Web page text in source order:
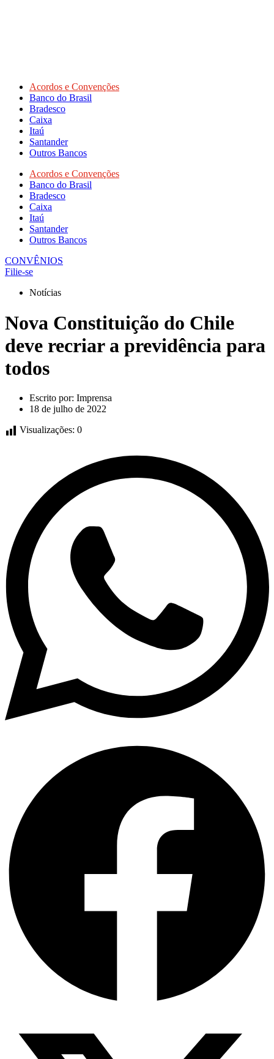
Acordos e Convenções
Banco do Brasil
Bradesco
Caixa
Itaú
Santander
Outros Bancos
Acordos e Convenções
Banco do Brasil
Bradesco
Caixa
Itaú
Santander
Outros Bancos
CONVÊNIOS
Filie-se
Notícias
Nova Constituição do Chile
deve recriar a previdência para
todos
Escrito por: Imprensa
18 de julho de 2022
Visualizações: 0